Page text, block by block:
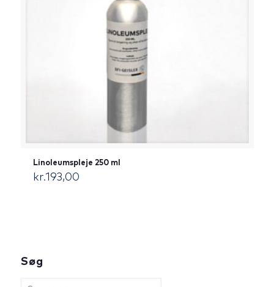
Linoleumspleje 250 ml
kr.193,00
Søg